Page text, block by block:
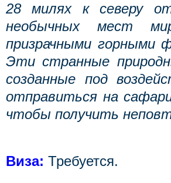
28 милях к северу
необычных мест
призрачными горными
Эти странные
созданные под
отправиться на
чтобы получить
Виза: Требуется.